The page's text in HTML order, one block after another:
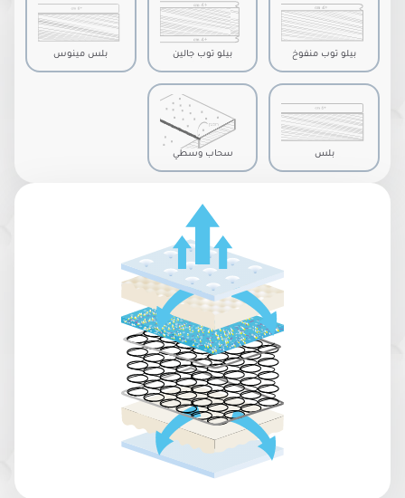
بيلو توب منفوخ
بيلو توب جالين
بلس مينوس
بلس سحاب وسطي